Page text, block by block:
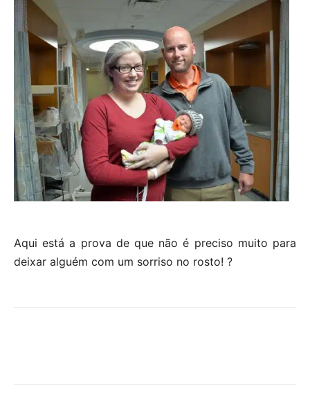
Aqui está a prova de que não é preciso muito para
deixar alguém com um sorriso no rosto! ?